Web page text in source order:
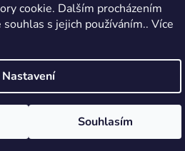
cookie. Dalším procházením
s jejich používáním.. Více
Nastavení
Souhlasím
Vytvořil Shoptet